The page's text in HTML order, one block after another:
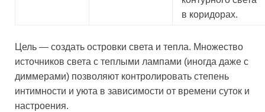
в коридорах.
Цель — создать островки света и тепла. Множество
источников света с теплыми лампами (иногда даже с
диммерами) позволяют контролировать степень
интимности и уюта в зависимости от времени суток и
настроения.